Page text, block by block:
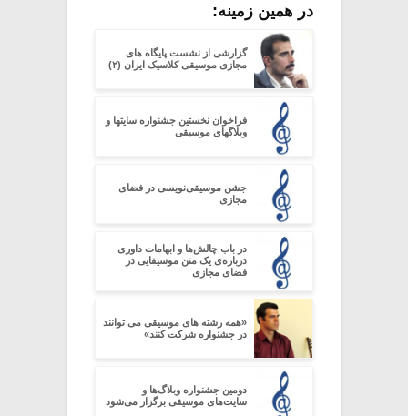
در همین زمینه:
گزارشی از نشست پایگاه های
مجازی موسیقی کلاسیک ایران (۲)
فراخوان نخستین جشنواره سایتها و
وبلاگهای موسیقی
جشن موسیقی‌نویسی در فضای
مجازی
در باب چالش‌ها و ابهامات داوری
درباره‌ی یک متن موسیقایی در
فضای مجازی
«همه رشته های موسیقی می توانند
در جشنواره شرکت کنند»
دومین جشنواره وبلاگ‌ها و
سایت‌های موسیقی برگزار می‌شود